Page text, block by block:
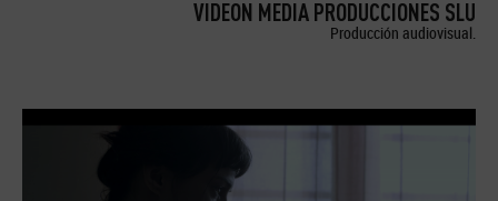
VIDEON MEDIA PRODUCCIONES SLU
Producción audiovisual.